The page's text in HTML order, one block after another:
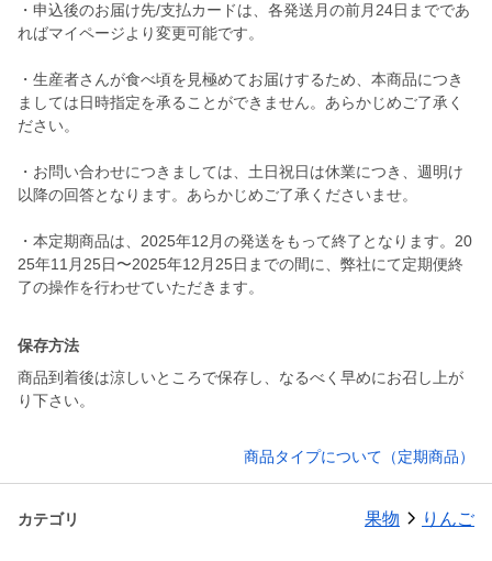
・申込後のお届け先/支払カードは、各発送月の前月24日までであ
ればマイページより変更可能です。
・生産者さんが食べ頃を見極めてお届けするため、本商品につき
ましては日時指定を承ることができません。あらかじめご了承く
ださい。
・お問い合わせにつきましては、土日祝日は休業につき、週明け
以降の回答となります。あらかじめご了承くださいませ。
・本定期商品は、2025年12月の発送をもって終了となります。20
25年11月25日〜2025年12月25日までの間に、弊社にて定期便終
了の操作を行わせていただきます。
保存方法
商品到着後は涼しいところで保存し、なるべく早めにお召し上が
り下さい。
商品タイプについて（定期商品）
カテゴリ 果物 りんご